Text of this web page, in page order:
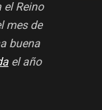
Reino
mes de
buena
el año